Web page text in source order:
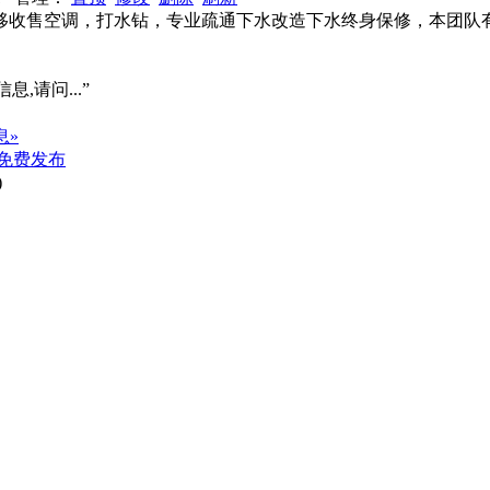
售空调，打水钻，专业疏通下水改造下水终身保修，本团
息,请问...”
»
费发布